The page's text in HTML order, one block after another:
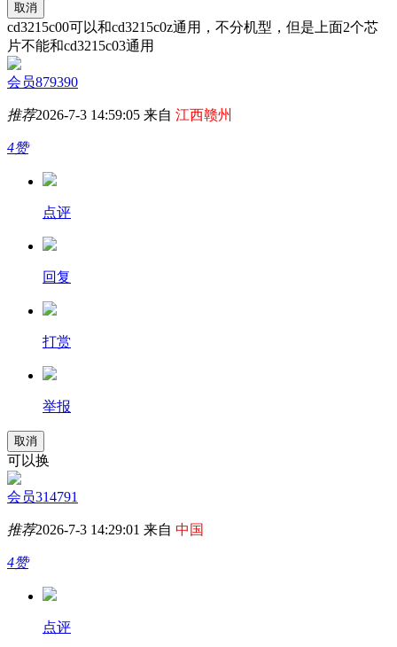
取消
cd3215c00可以和cd3215c0z通用，不分机型，但是上面2个芯
片不能和cd3215c03通用
会员879390
推荐2026-7-3 14:59:05 来自 江西赣州
4赞
点评
回复
打赏
举报
取消
可以换
会员314791
推荐2026-7-3 14:29:01 来自 中国
4赞
点评